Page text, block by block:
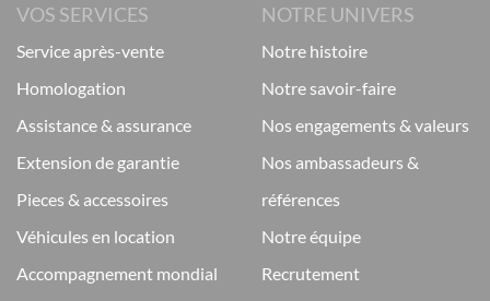
VOS SERVICES
service après-vente
homologation
assistance & assurance
extension de garantie
pieces & accessoires
véhicules en location
accompagnement mondial
NOTRE UNIVERS
notre histoire
notre savoir-faire
nos engagements & valeurs
nos ambassadeurs &
références
notre équipe
recrutement